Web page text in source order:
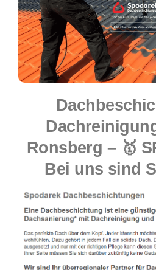
Ronsberg – 🥇
Bei uns sind